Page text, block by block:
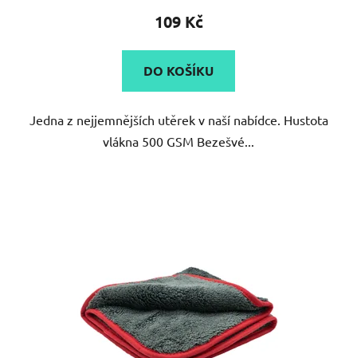
produktu
5,0
z
hvězdiček.
109 Kč
DO KOŠÍKU
Jedna z nejjemnějších utěrek v naší nabídce. Hustota
vlákna 500 GSM Bezešvé...